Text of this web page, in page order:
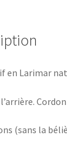
en Larimar
(sans la